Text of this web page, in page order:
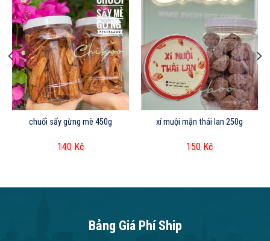
chuối sấy gừng mè 450g
140 Kč
xí muội mặn thái lan 250g
150 Kč
Bảng Giá Phí Ship